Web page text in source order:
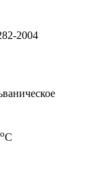
2004
оС